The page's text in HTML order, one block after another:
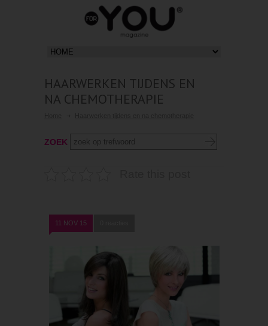
HAARWERKEN TIJDENS EN
NA CHEMOTHERAPIE
ZOEK
11 NOV 15